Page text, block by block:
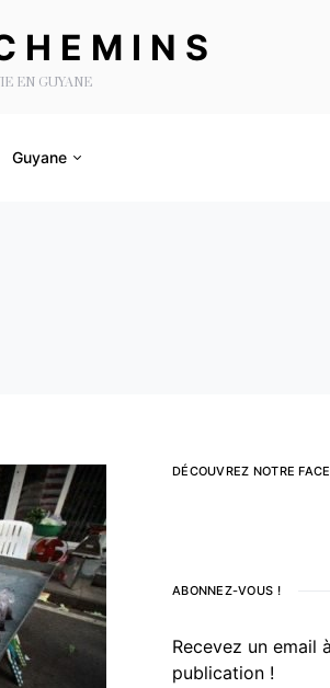
EN GUYANE
Guyane
DÉCOUVREZ NOTRE
ABONNEZ-VOUS !
Recevez un email
publication !